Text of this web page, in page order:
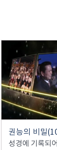
권능의 비밀
성경에 기록되